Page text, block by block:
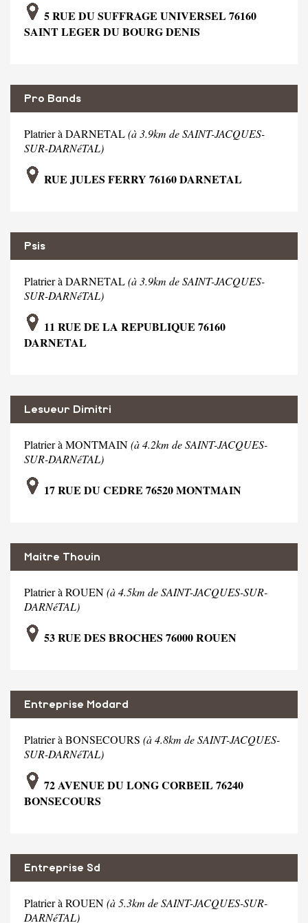
5 RUE DU SUFFRAGE UNIVERSEL 76160
SAINT LEGER DU BOURG DENIS
Pro Bands
Platrier à DARNETAL(à 3.9km de SAINT-JACQUES-
SUR-DARNéTAL)
RUE JULES FERRY 76160 DARNETAL
Psis
Platrier à DARNETAL(à 3.9km de SAINT-JACQUES-
SUR-DARNéTAL)
11 RUE DE LA REPUBLIQUE 76160
DARNETAL
Lesueur Dimitri
Platrier à MONTMAIN(à 4.2km de SAINT-JACQUES-
SUR-DARNéTAL)
17 RUE DU CEDRE 76520 MONTMAIN
Maitre Thouin
Platrier à ROUEN(à 4.5km de SAINT-JACQUES-SUR-
DARNéTAL)
53 RUE DES BROCHES 76000 ROUEN
Entreprise Modard
Platrier à BONSECOURS (à 4.8km de SAINT-JACQUES-
SUR-DARNéTAL)
72 AVENUE DU LONG CORBEIL 76240
BONSECOURS
Entreprise Sd
Platrier à ROUEN(à 5.3km de SAINT-JACQUES-SUR-
DARNéTAL)